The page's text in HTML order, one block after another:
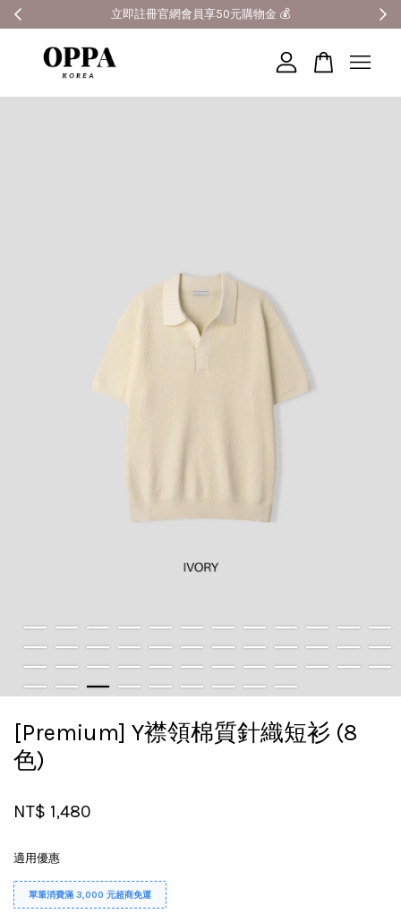
全館滿3000元超商免運 🚚
[Premium] Y襟領棉質針織短衫 (8
色)
NT$ 1,480
適用優惠
單筆消費滿 3,000 元超商免運
您的購物車目前還是空的。